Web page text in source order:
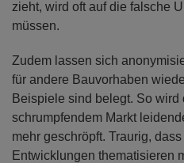
zieht, wird oft auf die falsche
müssen.
Zudem lassen sich
für andere Bauvorhaben
Beispiele sind belegt. So wird
schrumpfendem Markt
mehr geschröpft. Traurig,
Entwicklungen thematisieren